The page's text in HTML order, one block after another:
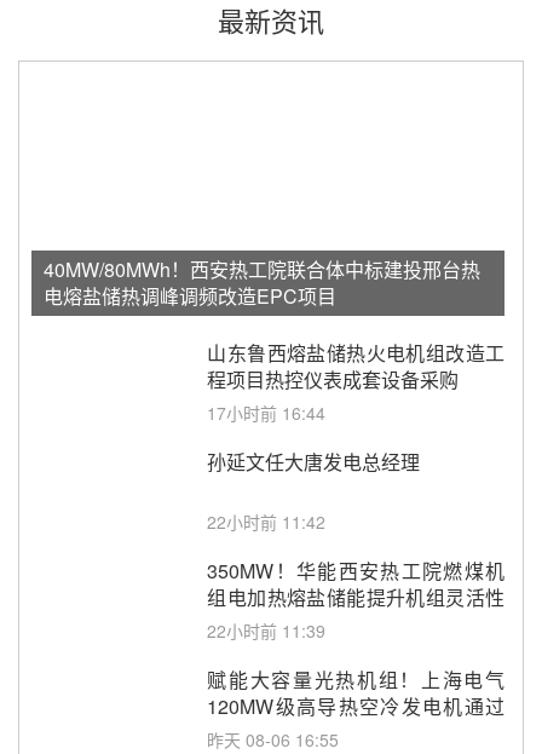
最新资讯
40MW/80MWh！西安热工院联合体中标建投邢台热
电熔盐储热调峰调频改造EPC项目
山东鲁西熔盐储热火电机组改造工
程项目热控仪表成套设备采购
17小时前 16:44
孙延文任大唐发电总经理
22小时前 11:42
350MW！华能西安热工院燃煤机
组电加热熔盐储能提升机组灵活性
改造项目初步设计第三方评审服务
22小时前 11:39
赋能大容量光热机组！上海电气
120MW级高导热空冷发电机通过
型式试验
昨天 08-06 16:55